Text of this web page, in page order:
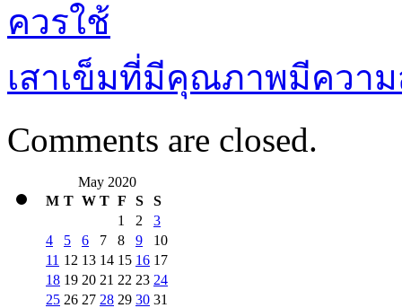
ควรใช้
เสาเข็มที่มีคุณภาพมีควา
Comments are closed.
May 2020
M T W T F S
S
1
2
3
4
5 6 7 8 9
10
11 12 13 14 15 16 17
18 19 20 21 22 23 24
25 26 27 28 29 30 31